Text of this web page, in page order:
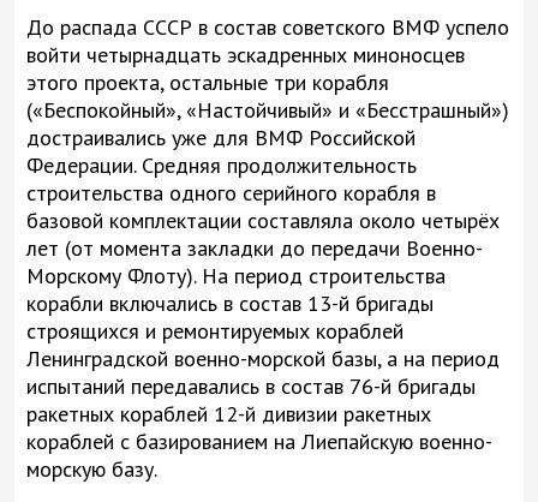
До распада СССР в состав советского ВМФ успело
войти четырнадцать эскадренных миноносцев
этого проекта, остальные три корабля
(«Беспокойный», «Настойчивый» и «Бесстрашный»)
достраивались уже для ВМФ Российской
Федерации. Средняя продолжительность
строительства одного серийного корабля в
базовой комплектации составляла около четырёх
лет (от момента закладки до передачи Военно-
Морскому Флоту). На период строительства
корабли включались в состав 13-й бригады
строящихся и ремонтируемых кораблей
Ленинградской военно-морской базы, а на период
испытаний передавались в состав 76-й бригады
ракетных кораблей 12-й дивизии ракетных
кораблей с базированием на Лиепайскую военно-
морскую базу.